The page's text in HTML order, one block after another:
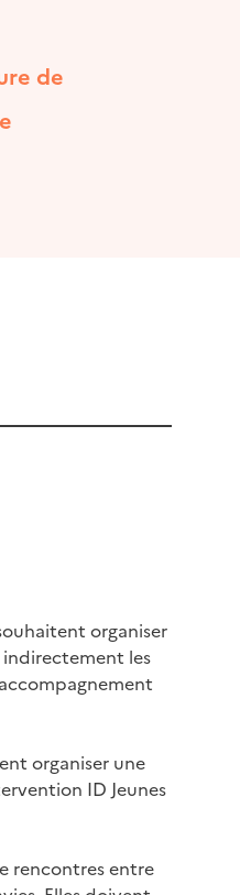
de
organiser
indirectement les
organiser une
ID Jeunes
rencontres entre